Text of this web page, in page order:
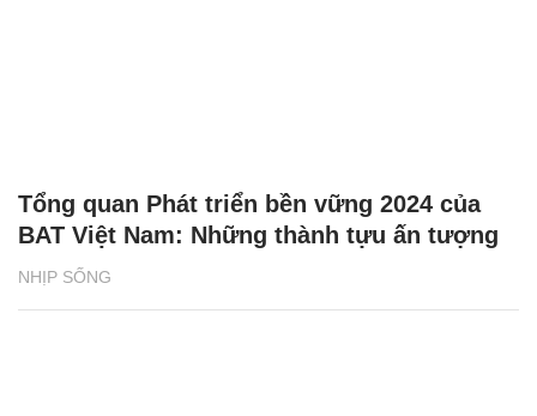
NHỊP SỐNG
Tổng quan Phát triển bền vững 2024 của
BAT Việt Nam: Những thành tựu ấn tượng